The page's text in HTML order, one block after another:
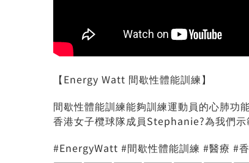
【Energy Watt 間歇性體能訓練】
間歇性體能訓練能夠訓練運動員的心肺功
香港女子欖球隊成員Stephanie?為我們
#EnergyWatt #間歇性體能訓練 #醫療 #